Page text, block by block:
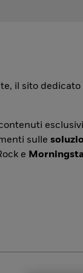
il sito dedicato
sulle
e